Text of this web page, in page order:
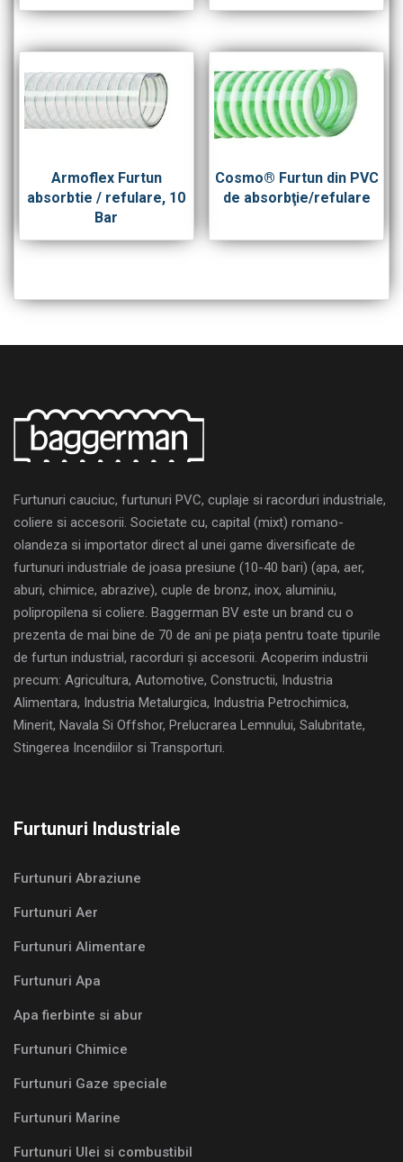
Armoflex Furtun
absorbtie / refulare, 10
Bar
Cosmo® Furtun din PVC
de absorbţie/refulare
Furtunuri cauciuc, furtunuri PVC, cuplaje si racorduri industriale,
coliere si accesorii. Societate cu, capital (mixt) romano-
olandeza si importator direct al unei game diversificate de
furtunuri industriale de joasa presiune (10-40 bari) (apa, aer,
aburi, chimice, abrazive), cuple de bronz, inox, aluminiu,
polipropilena si coliere. Baggerman BV este un brand cu o
prezenta de mai bine de 70 de ani pe piața pentru toate tipurile
de furtun industrial, racorduri și accesorii. Acoperim industrii
precum: Agricultura, Automotive, Constructii, Industria
Alimentara, Industria Metalurgica, Industria Petrochimica,
Minerit, Navala Si Offshor, Prelucrarea Lemnului, Salubritate,
Stingerea Incendiilor si Transporturi.
Furtunuri Industriale
Furtunuri Abraziune
Furtunuri Aer
Furtunuri Alimentare
Furtunuri Apa
Apa fierbinte si abur
Furtunuri Chimice
Furtunuri Gaze speciale
Furtunuri Marine
Furtunuri Ulei si combustibil